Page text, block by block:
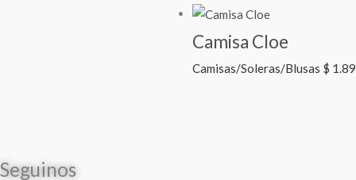
Camisa Cloe
Camisas/Soleras/Blusas $
Seguinos